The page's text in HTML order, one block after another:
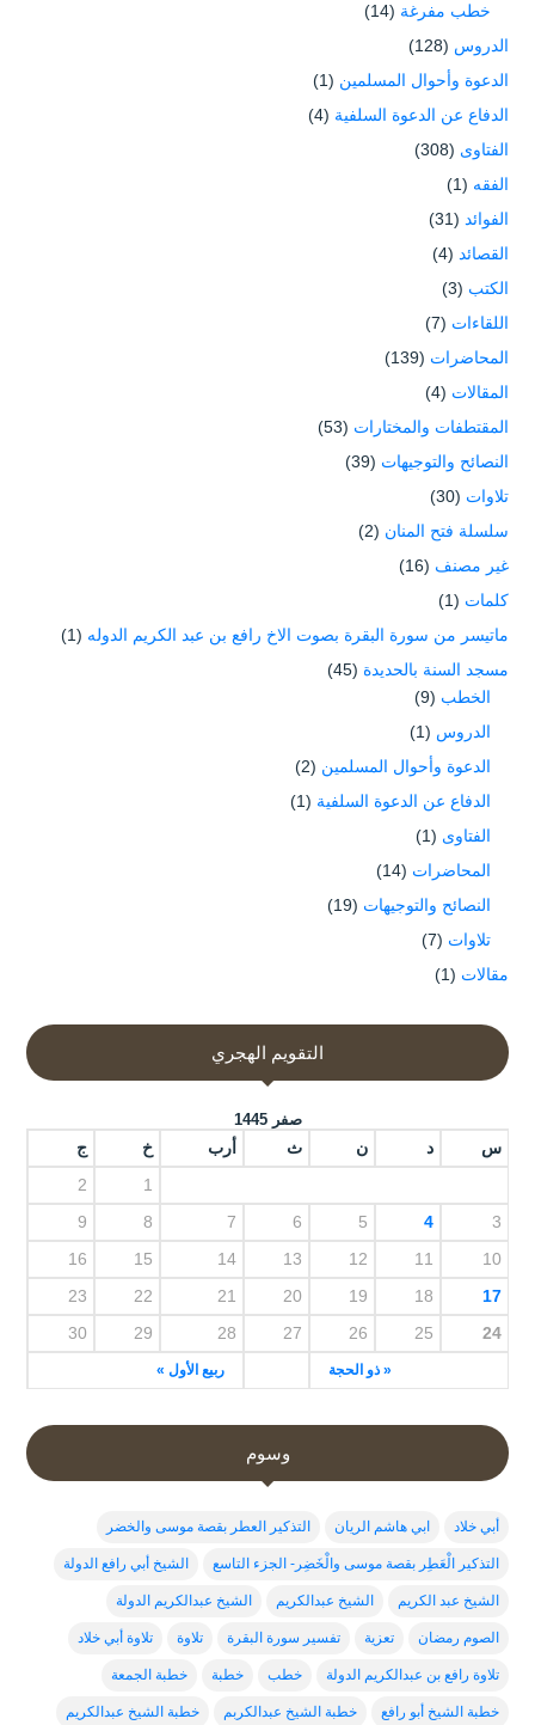
خطب مفرغة (14)
الدروس (128)
الدعوة وأحوال المسلمين (1)
الدفاع عن الدعوة السلفية (4)
الفتاوى (308)
الفقه (1)
الفوائد (31)
القصائد (4)
الكتب (3)
اللقاءات (7)
المحاضرات (139)
المقالات (4)
المقتطفات والمختارات (53)
النصائح والتوجيهات (39)
تلاوات (30)
سلسلة فتح المنان (2)
غير مصنف (16)
كلمات (1)
ماتيسر من سورة البقرة بصوت الاخ رافع بن عبد الكريم الدوله (1)
مسجد السنة بالحديدة (45)
الخطب (9)
الدروس (1)
الدعوة وأحوال المسلمين (2)
الدفاع عن الدعوة السلفية (1)
الفتاوى (1)
المحاضرات (14)
النصائح والتوجيهات (19)
تلاوات (7)
مقالات (1)
التقويم الهجري
صفر 1445
س د ن ث أرب خ ج
« ذو الحجة ربيع الأول »
1
2
3
4
5
6
7
8
9
10
11
12
13
14
15
16
17
18
19
20
21
22
23
24
25
26
27
28
29
30
وسوم
أبي خلاد ابي هاشم الريان التذكير العطر بقصة موسى والخضر
التذكير الْعَطِر بقصة موسى والْخَضِر- الجزء التاسع الشيخ أبي رافع الدولة
الشيخ عبد الكريم الشيخ عبدالكريم الشيخ عبدالكريم الدولة
الصوم رمضان تعزية تفسير سورة البقرة تلاوة تلاوة أبي خلاد
تلاوة رافع بن عبدالكريم الدولة خطب خطبة خطبة الجمعة
خطبة الشيخ أبو رافع خطبة الشيخ عبدالكربم خطبة الشيخ عبدالكريم